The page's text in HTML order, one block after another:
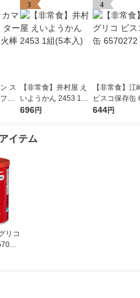
ス
レ
災
3
【非常食】井村屋 え
いようかん 2453 1組
(5本入)
696円
4
【非常食】江
ビスコ保存缶
2 1缶
644円
イテム
リコ